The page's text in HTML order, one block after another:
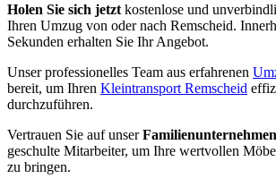
Holen Sie sich jetzt kostenlose und
Ihren Umzug von oder nach Remscheid.
Sekunden erhalten Sie Ihr Angebot.
Unser professionelles Team aus erfahrenen
bereit, um Ihren Kleintransport Remscheid
durchzuführen.
Vertrauen Sie auf unser
geschulte Mitarbeiter, um Ihre wertvollen
zu bringen.